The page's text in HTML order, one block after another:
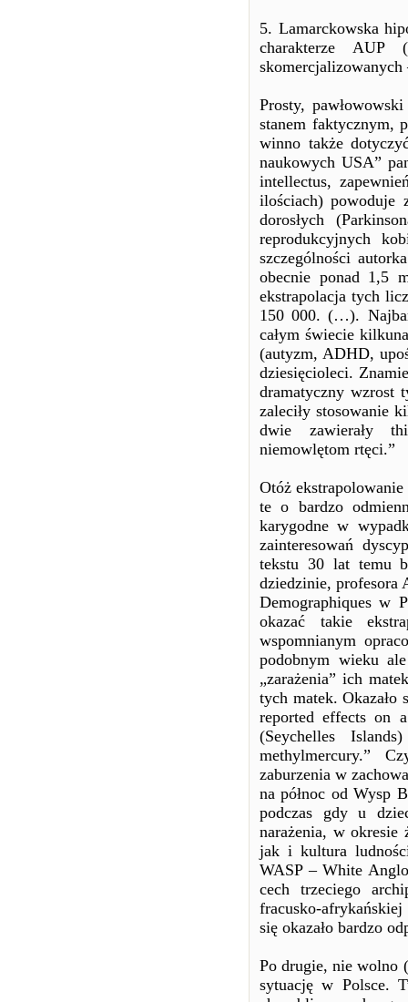
5. Lamarckowska
charakterze AUP
Prosty,
stanem faktycznym,
winno także
naukowych USA”
intellectus,
ilościach) powoduje
dorosłych
reprodukcyjnych
szczególności
obecnie ponad 1,5
ekstrapolacja tych
150 000. (…).
całym świecie
(autyzm, ADHD,
dziesięcioleci.
dramatyczny wzrost
zaleciły stosowanie
dwie zawierały
niemowlętom rtęci.”
Otóż
te o bardzo
karygodne w
zainteresowań
tekstu 30 lat temu
dziedzinie, profesora
Demographiques w
okazać takie
wspomnianym
podobnym wieku
„zarażenia” ich
tych matek. Okazało
reported effects on
(Seychelles
methylmercury.”
zaburzenia w
na północ od Wysp
podczas gdy u
narażenia, w okresie
jak i kultura
WASP – White
cech trzeciego
fracusko-
się okazało bardzo
Po drugie, nie wolno
sytuację w Polsce.